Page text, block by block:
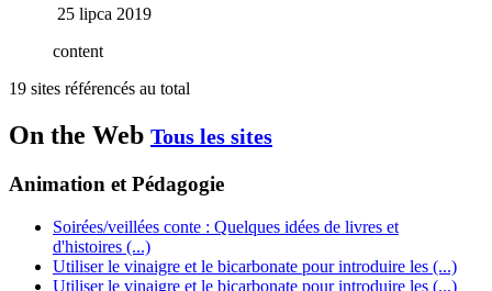
25 lipca 2019
content
19 sites référencés au total
On the Web Tous les sites
Animation et Pédagogie
Soirées/veillées conte : Quelques idées de livres et
d'histoires (...)
Utiliser le vinaigre et le bicarbonate pour introduire les (...)
Utiliser le vinaigre et le bicarbonate pour introduire les (...)